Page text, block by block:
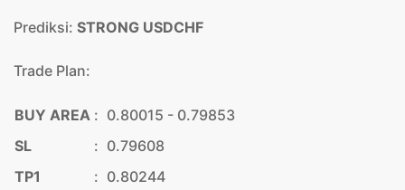
Prediksi: STRONG USDCHF
Trade Plan:
BUY AREA : 0.80015 - 0.79853
SL
: 0.79608
TP1
: 0.80244